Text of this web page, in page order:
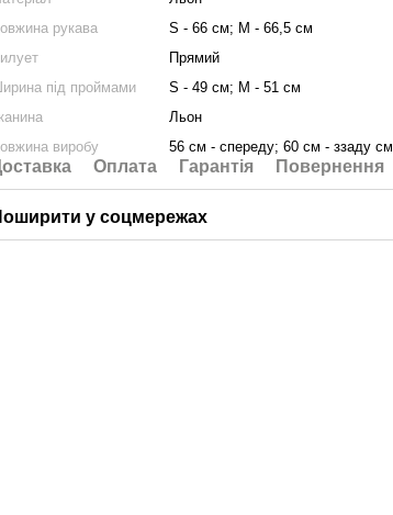
рукава
S - 66 см; M - 66,5 см
Прямий
під проймами
S - 49 см; M - 51 см
Льон
виробу
56 см - спереду; 60 см - ззаду см
Оплата Гарантія Повернення
у соцмережах